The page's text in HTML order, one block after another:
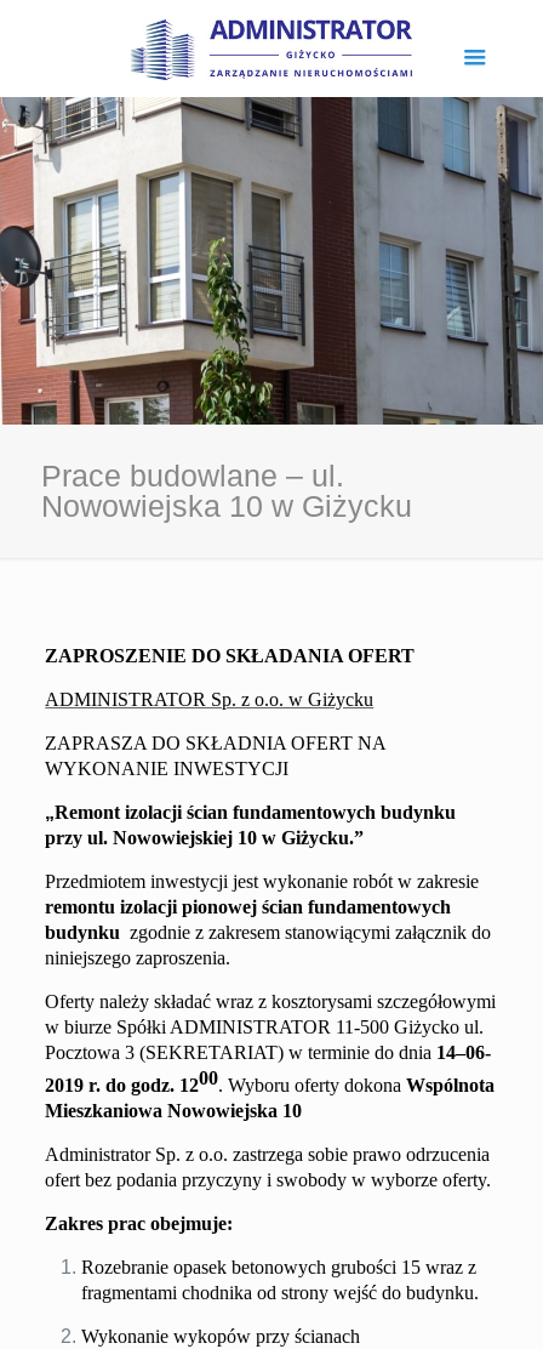
Prace budowlane – ul.
Nowowiejska 10 w Giżycku
ZAPROSZENIE DO SKŁADANIA OFERT
ADMINISTRATOR Sp. z o.o. w Giżycku
ZAPRASZA DO SKŁADNIA OFERT NA
WYKONANIE INWESTYCJI
„Remont izolacji ścian fundamentowych budynku
przy ul. Nowowiejskiej 10 w Giżycku.”
Przedmiotem inwestycji jest wykonanie robót w zakresie
remontuizolacji pionowej ścian fundamentowych
budynku zgodnie zzakresem stanowiącymi załącznik do
niniejszego zaproszenia.
Oferty należy składaćwraz z kosztorysami szczegółowymi
w biurze Spółki ADMINISTRATOR 11-500 Giżycko ul.
Pocztowa 3 (SEKRETARIAT) w terminie do dnia 14–06-
2019 r.do godz. 1200. Wyboru oferty dokonaWspólnota
MieszkaniowaNowowiejska 10
Administrator Sp. z o.o. zastrzega sobie prawo odrzucenia
ofert bez podania przyczyny i swobody w wyborze oferty.
Zakres prac obejmuje:
Rozebranie opasek betonowych grubości 15 wraz z
fragmentami chodnika od strony wejść do budynku.
Wykonanie wykopów przy ścianach